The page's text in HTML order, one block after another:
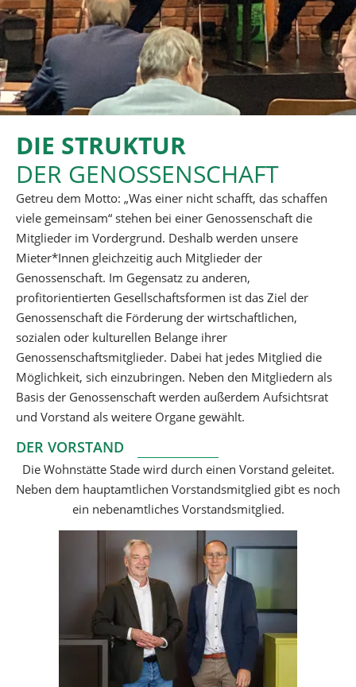
DIE STRUKTUR
DER GENOSSEN­SCHAFT
Getreu dem Motto: „Was einer nicht schafft, das schaffen
viele gemeinsam“ stehen bei einer Genossenschaft die
Mitglieder im Vordergrund. Deshalb werden unsere
Mieter*Innen gleichzeitig auch Mitglieder der
Genossenschaft. Im Gegensatz zu anderen,
profitorientierten Gesellschaftsformen ist das Ziel der
Genossenschaft die Förderung der wirtschaftlichen,
sozialen oder kulturellen Belange ihrer
Genossenschaftsmitglieder. Dabei hat jedes Mitglied die
Möglichkeit, sich einzubringen. Neben den Mitgliedern als
Basis der Genossenschaft werden außerdem Aufsichtsrat
und Vorstand als weitere Organe gewählt.
DER VORSTAND
Die Wohnstätte Stade wird durch einen Vorstand geleitet.
Neben dem hauptamtlichen Vorstandsmitglied gibt es noch
ein nebenamtliches Vorstandsmitglied.